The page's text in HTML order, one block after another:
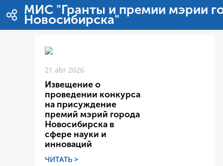
Saltar al contenido
МИС "Гранты и премии мэрии
Новосибирска"
21 abr 2026
Извещение о
проведении конкурса
на присуждение
премий мэрий города
Новосибирска в
сфере науки и
инноваций
ЧИТАТЬ >